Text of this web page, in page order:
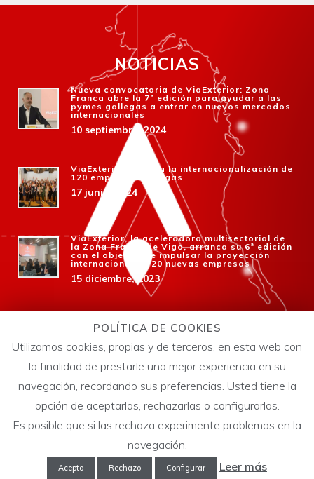
NOTICIAS
Nueva convocatoria de ViaExterior: Zona
Franca abre la 7ª edición para ayudar a las
pymes gallegas a entrar en nuevos mercados
internacionales
10 septiembre, 2024
ViaExterior impulsa la internacionalización de
120 empresas gallegas
17 junio, 2024
ViaExterior, la aceleradora multisectorial de
la Zona Franca de Vigo, arranca su 6ª edición
con el objetivo de impulsar la proyección
internacional de 20 nuevas empresas
15 diciembre, 2023
para que las empresas gallegas amplíen
negocio en el exterior
14 octubre, 2023
POLÍTICA DE COOKIES
Utilizamos cookies, propias y de terceros, en esta web con
la finalidad de prestarle una mejor experiencia en su
navegación, recordando sus preferencias. Usted tiene la
opción de aceptarlas, rechazarlas o configurarlas.
Es posible que si las rechaza experimente problemas en la
navegación.
Acepto Rechazo Configurar Leer más